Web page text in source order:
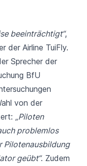
beeinträchtigt“,
der Airline TuiFly.
Sprecher der
BfU
von der
„Piloten
problemlos
Pilotenausbildung
geübt“. Zudem